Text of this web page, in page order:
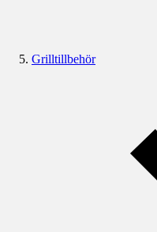
Grilltillbehör